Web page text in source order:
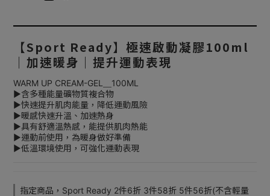
【Sport Ready】極速啟動凝膠100ml
｜加速暖身｜提升運動表現
WARM UP CREAM-GEL＿100ML
▶含多種能量礦物質複合物
▶快速提升肌肉能量，降低運動風險
▶暖感快速升溫、加速熱身
▶具有舒適溫熱感，能提供肌肉熱能
▶運動前使用，為暖身做好準備
▶低溫環境使用，可強化運動表現
指定商品，Sport Ready 2件6折 3件58折 5件56折(不含輕量